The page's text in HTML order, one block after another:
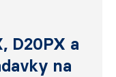
D20PX a
na